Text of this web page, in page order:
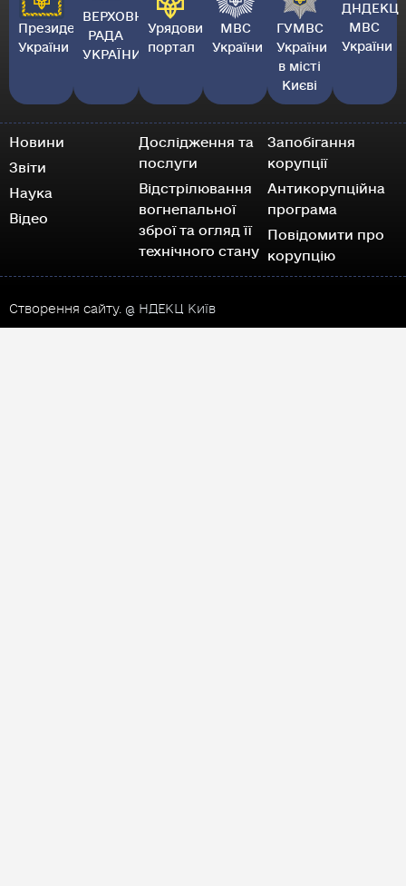
Президент
України
ВЕРХОВНА
РАДА
УКРАЇНИ
Урядовий
портал
МВС
України
ГУМВС
України
в місті
Києві
ДНДЕКЦ
МВС
України
Новини
Звіти
Наука
Відео
Дослідження та
послуги
Відстрілювання
вогнепальної
зброї та огляд її
технічного стану
Запобігання
корупції
Антикорупційна
програма
Повідомити про
корупцію
Створення сайту. @ НДЕКЦ Київ